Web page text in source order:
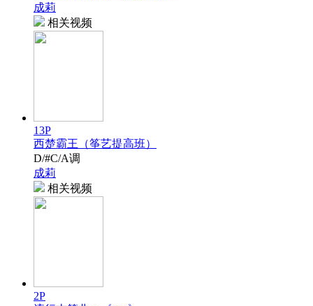
成莉
相关视频
13P
西楚霸王（筝艺提高班）
D/#C/A调
成莉
相关视频
2P